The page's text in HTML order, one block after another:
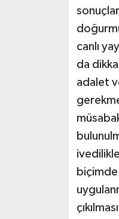
canlı
da
adalet
biçimde